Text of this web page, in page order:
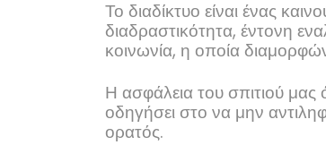
Το διαδίκτυο είναι ένας
διαδραστικότητα, έντονη
κοινωνία, η οποία
Η ασφάλεια του σπιτιού
οδηγήσει στο να μην
ορατός.